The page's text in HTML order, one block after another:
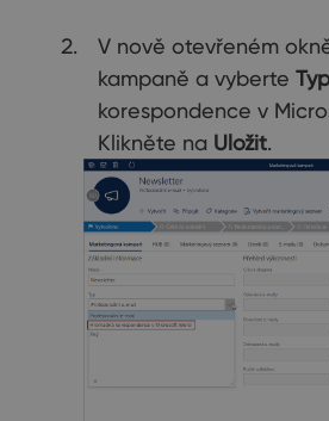
V nově otevřeném
kampaně a vyberte
korespondence v
Klikněte na Uložit.